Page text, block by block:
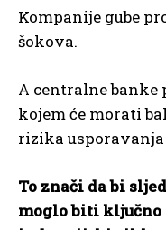
Kompanije gube
šokova.
A centralne banke
kojem će morati
rizika
To znači da bi
moglo biti